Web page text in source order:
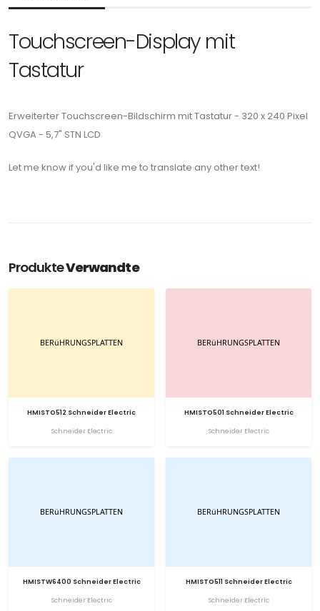
Touchscreen-Display mit
Tastatur
Erweiterter Touchscreen-Bildschirm mit Tastatur - 320 x 240 Pixel
QVGA - 5,7" STN LCD
Let me know if you'd like me to translate any other text!
ProdukteVerwandte
HMISTO512 Schneider Electric
Schneider Electric
HMISTO501 Schneider Electric
Schneider Electric
HMISTW6400 Schneider Electric
Schneider Electric
HMISTO511 Schneider Electric
Schneider Electric